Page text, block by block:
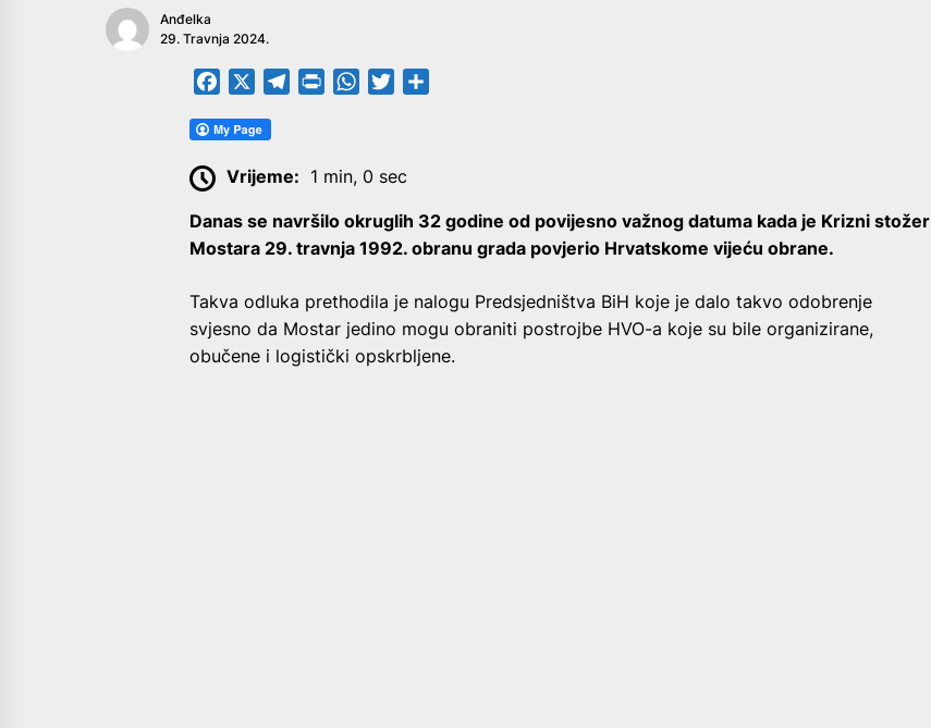
Anđelka
29. Travnja 2024.
FacebookTelegramPrintFriendly
WhatsApp
Twitter
Vrijeme: 1 min, 0 sec
Danas se navršilo okruglih 32 godine od povijesno važnog datuma kada je Krizni stožer
Mostara 29. travnja 1992. obranu grada povjerio Hrvatskome vijeću obrane.
Takva odluka prethodila je nalogu Predsjedništva BiH koje je dalo takvo odobrenje
svjesno da Mostar jedino mogu obraniti postrojbe HVO-a koje su bile organizirane,
obučene i logistički opskrbljene.